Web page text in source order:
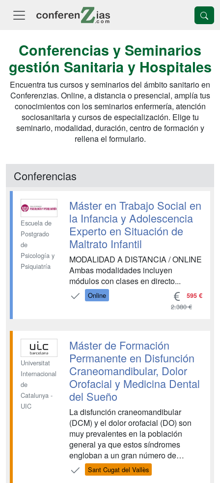
Conferencias y Seminarios
gestión Sanitaria y Hospitales
Encuentra tus cursos y seminarios del ámbito sanitario en
Conferenzias. Online, a distancia o presencial, amplía tus
conocimientos con los seminarios enfermería, atención
sociosanitaria y cursos de especialización. Elige tu
seminario, modalidad, duración, centro de formación y
rellena el formulario.
Conferencias
Escuela de
Postgrado
de
Psicología y
Psiquiatría
Máster en Trabajo Social en
la Infancia y Adolescencia
Experto en Situación de
Maltrato Infantil
MODALIDAD A DISTANCIA / ONLINE
Ambas modalidades incluyen
módulos con clases en directo...
Online 595 €
2.380 €
Universitat
Internacional
de
Catalunya -
UIC
Máster de Formación
Permanente en Disfunción
Craneomandibular, Dolor
Orofacial y Medicina Dental
del Sueño
La disfunción craneomandibular
(DCM) y el dolor orofacial (DO) son
muy prevalentes en la población
general ya que estos síndromes
engloban a un gran número de
patologías del área craneomandibular
y cérvicoescapular (se puede afirmar
Sant Cugat del Vallès